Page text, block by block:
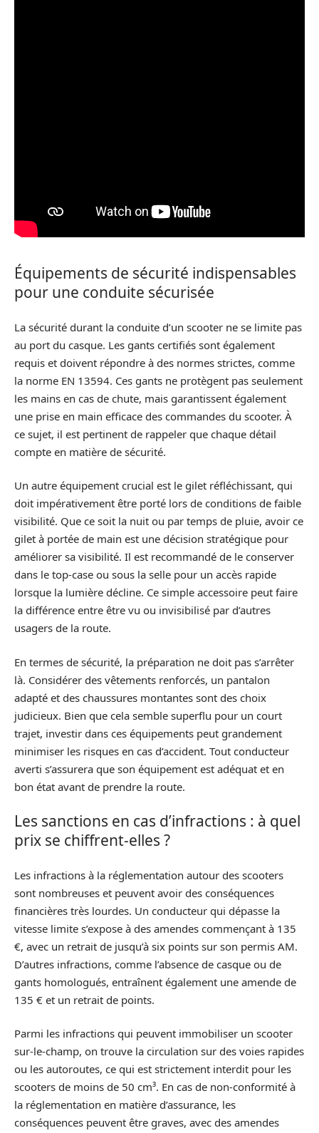
Équipements de sécurité indispensables
pour une conduite sécurisée
La sécurité durant la conduite d’un scooter ne se limite pas
au port du casque. Les gants certifiés sont également
requis et doivent répondre à des normes strictes, comme
la norme EN 13594. Ces gants ne protègent pas seulement
les mains en cas de chute, mais garantissent également
une prise en main efficace des commandes du scooter. À
ce sujet, il est pertinent de rappeler que chaque détail
compte en matière de sécurité.
Un autre équipement crucial est le gilet réfléchissant, qui
doit impérativement être porté lors de conditions de faible
visibilité. Que ce soit la nuit ou par temps de pluie, avoir ce
gilet à portée de main est une décision stratégique pour
améliorer sa visibilité. Il est recommandé de le conserver
dans le top-case ou sous la selle pour un accès rapide
lorsque la lumière décline. Ce simple accessoire peut faire
la différence entre être vu ou invisibilisé par d’autres
usagers de la route.
En termes de sécurité, la préparation ne doit pas s’arrêter
là. Considérer des vêtements renforcés, un pantalon
adapté et des chaussures montantes sont des choix
judicieux. Bien que cela semble superflu pour un court
trajet, investir dans ces équipements peut grandement
minimiser les risques en cas d’accident. Tout conducteur
averti s’assurera que son équipement est adéquat et en
bon état avant de prendre la route.
Les sanctions en cas d’infractions : à quel
prix se chiffrent-elles ?
Les infractions à la réglementation autour des scooters
sont nombreuses et peuvent avoir des conséquences
financières très lourdes. Un conducteur qui dépasse la
vitesse limite s’expose à des amendes commençant à 135
€, avec un retrait de jusqu’à six points sur son permis AM.
D’autres infractions, comme l’absence de casque ou de
gants homologués, entraînent également une amende de
135 € et un retrait de points.
Parmi les infractions qui peuvent immobiliser un scooter
sur-le-champ, on trouve la circulation sur des voies rapides
ou les autoroutes, ce qui est strictement interdit pour les
scooters de moins de 50 cm³. En cas de non-conformité à
la réglementation en matière d’assurance, les
conséquences peuvent être graves, avec des amendes